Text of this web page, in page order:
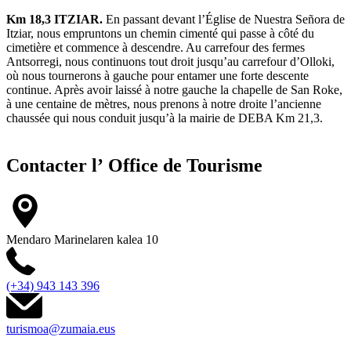
Km 18,3 ITZIAR. En passant devant l’Église de Nuestra Señora de
Itziar, nous empruntons un chemin cimenté qui passe à côté du
cimetière et commence à descendre. Au carrefour des fermes
Antsorregi, nous continuons tout droit jusqu’au carrefour d’Olloki,
où nous tournerons à gauche pour entamer une forte descente
continue. Après avoir laissé à notre gauche la chapelle de San Roke,
à une centaine de mètres, nous prenons à notre droite l’ancienne
chaussée qui nous conduit jusqu’à la mairie de DEBA Km 21,3.
Contacter l’ Office de Tourisme
Mendaro Marinelaren kalea 10
(+34) 943 143 396
turismoa@zumaia.eus